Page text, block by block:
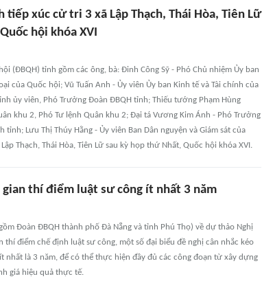
xúc cử tri 3 xã Lập Thạch, Thái Hòa, Tiên Lữ
hội khóa XVI
(ĐBQH) tỉnh gồm các ông, bà: Đinh Công Sỹ - Phó Chủ nhiệm Ủy ban
của Quốc hội; Vũ Tuấn Anh - Ủy viên Ủy ban Kinh tế và Tài chính của
ủy viên, Phó Trưởng Đoàn ĐBQH tỉnh; Thiếu tướng Phạm Hùng
khu 2, Phó Tư lệnh Quân khu 2; Đại tá Vương Kim Ánh - Phó Trưởng
tỉnh; Lưu Thị Thúy Hằng - Ủy viên Ban Dân nguyện và Giám sát của
Thạch, Thái Hòa, Tiên Lữ sau kỳ họp thứ Nhất, Quốc hội khóa XVI.
gian thí điểm luật sư công ít nhất 3 năm
Đoàn ĐBQH thành phố Đà Nẵng và tỉnh Phú Thọ) về dự thảo Nghị
thí điểm chế định luật sư công, một số đại biểu đề nghị cân nhắc kéo
nhất là 3 năm, để có thể thực hiện đầy đủ các công đoạn từ xây dựng
giá hiệu quả thực tế.